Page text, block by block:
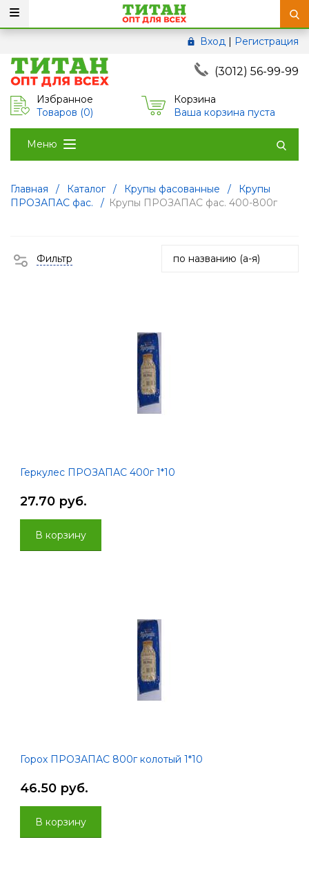
Вход | Регистрация
(3012) 56-99-99
Избранное
Товаров (0)
Корзина
Ваша корзина пуста
Меню
Главная / Каталог / Крупы фасованные /
Крупы
ПРОЗАПАС фас.
/ Крупы ПРОЗАПАС фас. 400-800г
Фильтр
Геркулес ПРОЗАПАС 400г 1*10
27.70 руб.
В корзину
Горох ПРОЗАПАС 800г колотый 1*10
46.50 руб.
В корзину